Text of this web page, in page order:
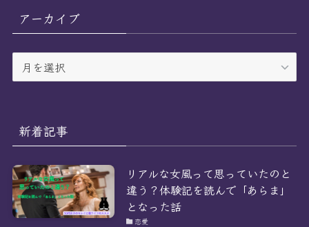
ー
アーカイブ
ー
ブ
新着記事
リアルな女風って思っていたのと
違う？体験記を読んで「あらま」
となった話
恋愛